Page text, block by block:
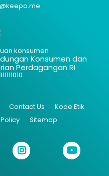
konsumen
Konsumen dan
Perdagangan RI
Contact Us
Kode Etik
Sitemap